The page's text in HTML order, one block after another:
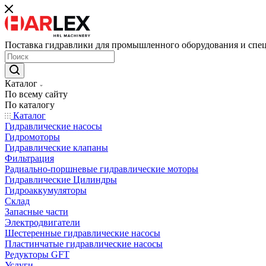
Поставка гидравлики для промышленного оборудования и
Каталог
По всему сайту
По каталогу
Каталог
Гидравлические насосы
Гидромоторы
Гидравлические клапаны
Фильтрация
Радиально-поршневые гидравлические моторы
Гидравлические Цилиндры
Гидроаккумуляторы
Склад
Запасные части
Электродвигатели
Шестеренные гидравлические насосы
Пластинчатые гидравлические насосы
Редукторы GFT